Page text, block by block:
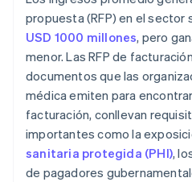
propuesta (RFP) en el sector
USD 1000 millones, pero
menor. Las RFP de
documentos que las
médica emiten para
facturación, conllevan
importantes como la
sanitaria protegida (PHI),
de pagadores